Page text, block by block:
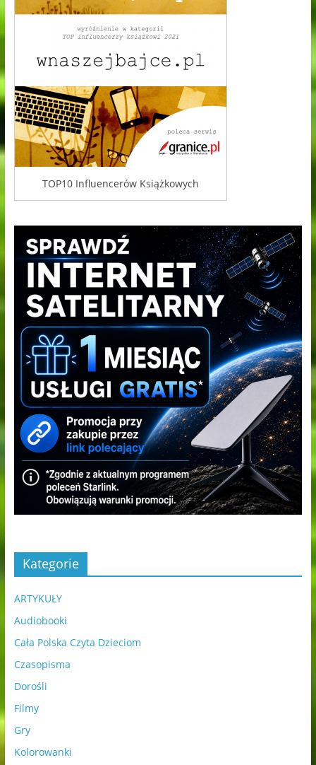
TOP10 Influencerów Książkowych
Kategorie
ARTYKUŁY
Audiobooki
Cała Polska Czyta Dzieciom
Czasopisma
Dorośli
Filmy
Gry
Kolorowanki